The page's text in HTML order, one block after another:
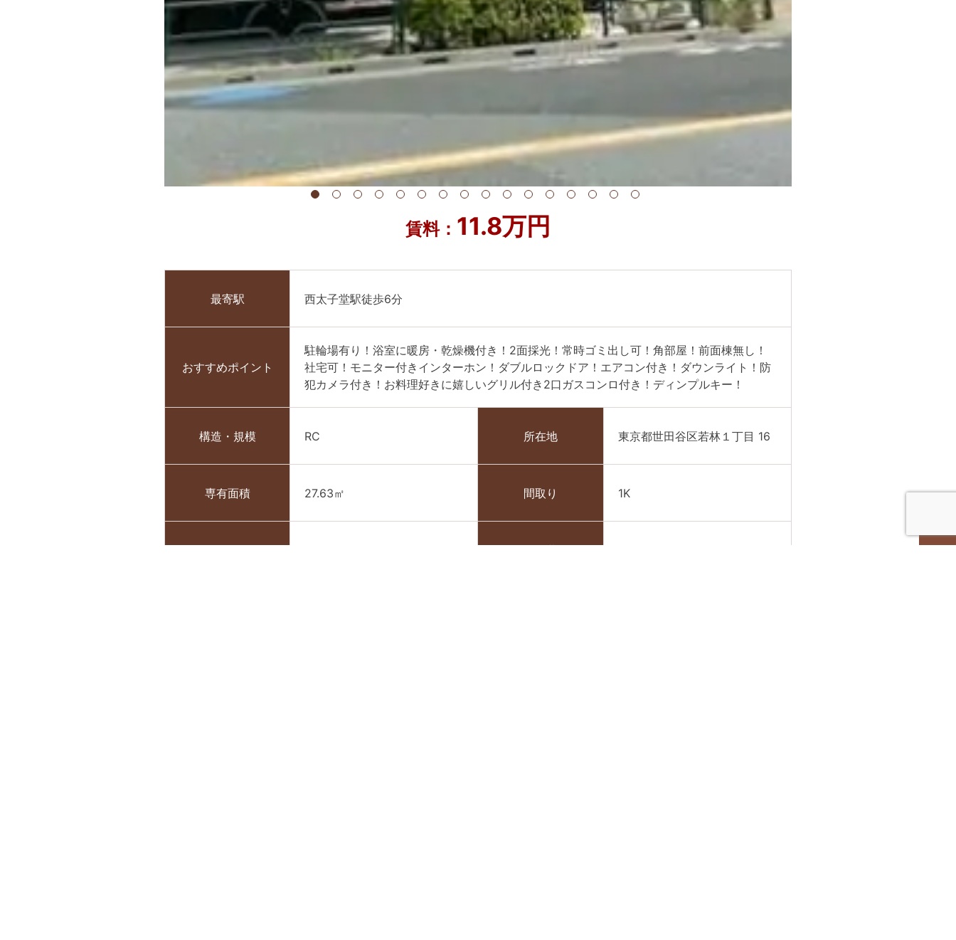
賃料： 11.8万円
最寄駅 西太子堂駅徒歩6分
おすすめポイント
駐輪場有り！浴室に暖房・乾燥機付き！2面採光！常時ゴミ出し可！角部屋！前面棟無し！
社宅可！モニター付きインターホン！ダブルロックドア！エアコン付き！ダウンライト！防
犯カメラ付き！お料理好きに嬉しいグリル付き2口ガスコンロ付き！ディンプルキー！
構造・規模 RC 所在地 東京都世⽥⾕区若林１丁⽬ 16
専有面積 27.63㎡ 間取り 1K
築年月 管理費